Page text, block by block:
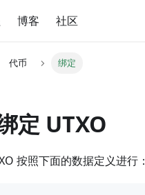
博客 社区
代币 绑定
定 UTXO
按照下面的数据定义进行：